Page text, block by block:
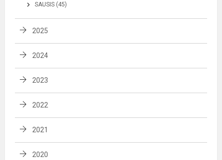
SAUSIS (45)
2025
2024
2023
2022
2021
2020